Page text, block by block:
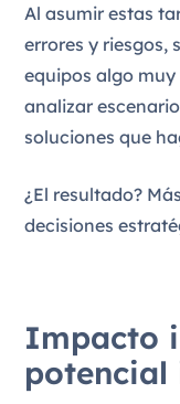
Al asumir estas
errores y riesgos,
equipos algo
analizar
soluciones que
¿El resultado?
decisiones
Impacto